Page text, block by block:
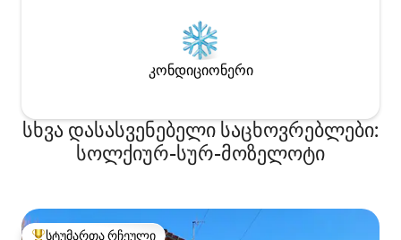
კონდიციონერი
სხვა დასასვენებელი საცხოვრებლები:
სოლქიურ-სურ-მოზელოტი
სტუმართა რჩეული